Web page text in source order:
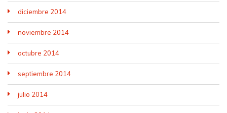
diciembre 2014
noviembre 2014
octubre 2014
septiembre 2014
julio 2014